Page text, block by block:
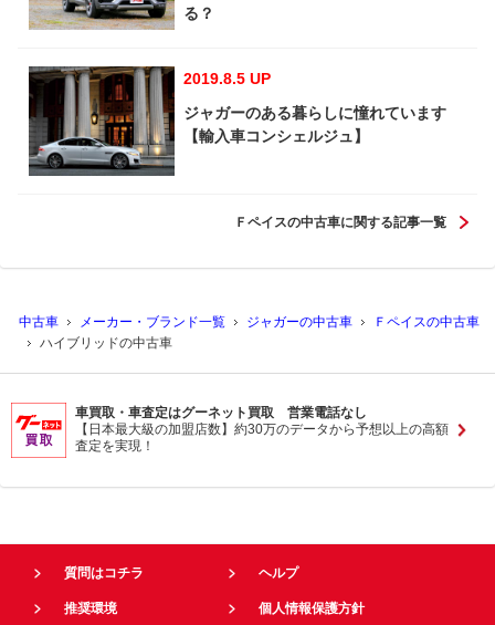
る？
2019.8.5 UP
ジャガーのある暮らしに憧れています
【輸入車コンシェルジュ】
Ｆペイスの中古車に関する記事一覧
中古車 メーカー・ブランド一覧 ジャガーの中古車
Ｆペイスの中古車
ハイブリッドの中古車
車買取・車査定はグーネット買取 営業電話なし
【日本最大級の加盟店数】約30万のデータから予想以上の高額
査定を実現！
質問はコチラ ヘルプ
推奨環境 個人情報保護方針